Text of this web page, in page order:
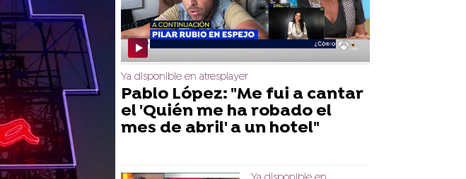
Ya disponible en atresplayer
Pablo López: "Me fui a cantar
el 'Quién me ha robado el
mes de abril' a un hotel"